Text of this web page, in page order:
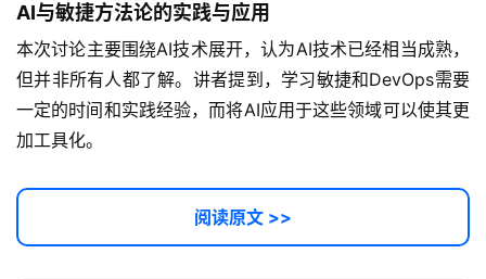
AI与敏捷方法论的实践与应用
本次讨论主要围绕AI技术展开，认为AI技术已经相当成熟，
但并非所有人都了解。讲者提到，学习敏捷和DevOps需要
一定的时间和实践经验，而将AI应用于这些领域可以使其更
加工具化。
阅读原文 >>